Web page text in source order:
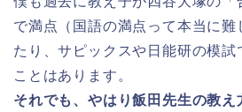
で満点（国語の満点って本当に難
たり、サピックスや日能研の模試
ことはあります。
それでも、やはり飯田先生の教え